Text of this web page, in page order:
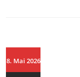
8. Mai 2026